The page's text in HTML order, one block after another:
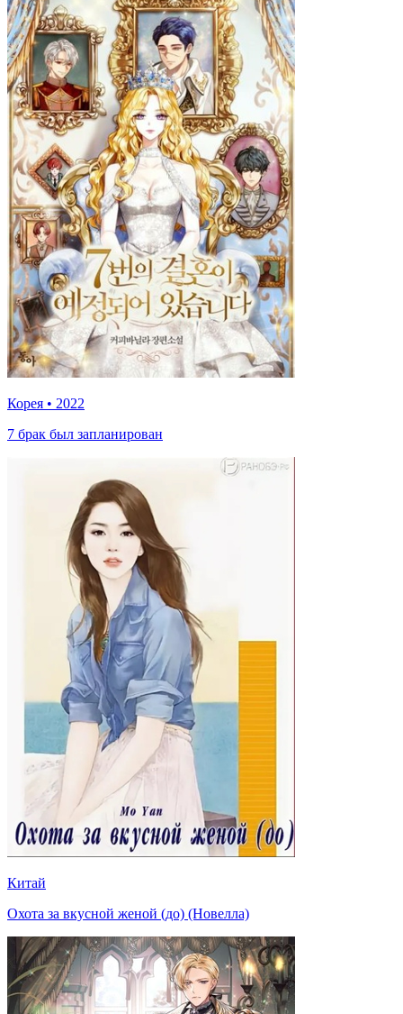
Корея • 2022
7 брак был запланирован
Китай
Охота за вкусной женой (до) (Новелла)